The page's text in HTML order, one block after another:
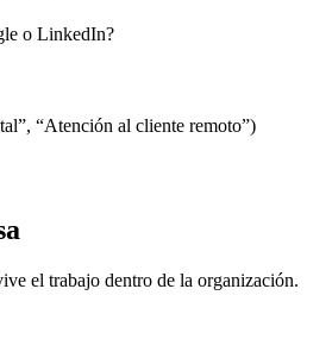
o LinkedIn?
“Atención al cliente remoto”)
el trabajo dentro de la organización.